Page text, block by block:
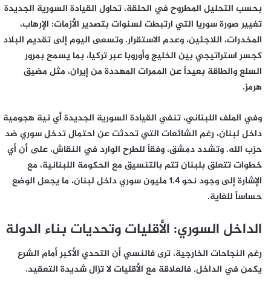
بحسب التحليل المطروح في الحلقة، تحاول القيادة السورية الجديدة
تغيير صورة سوريا التي ارتبطت لسنوات بتصدير الأزمات: الإرهاب،
المخدرات، اللاجئين، وعدم الاستقرار. وتسعى اليوم إلى تقديم البلاد
كجسر استراتيجي بين الخليج وأوروبا عبر تركيا، بما يسمح بمرور
السلع والطاقة بعيداً عن الممرات المهددة من إيران، مثل مضيق
هرمز.
وفي الملف اللبناني، تنفي القيادة السورية الجديدة أي نية هجومية
داخل لبنان، رغم الشائعات التي تحدثت عن احتمال تدخل سوري ضد
حزب الله. وتشدد دمشق، وفقاً للطرح الوارد في النقاش، على أن أي
خطوات تتعلق بلبنان تتم بالتنسيق مع الحكومة اللبنانية، مع
الإشارة إلى وجود نحو 1.4 مليون سوري داخل لبنان، ما يجعل الوضع
حساساً للغاية.
الداخل السوري: الأقليات وتحديات بناء الدولة
رغم النجاحات الخارجية، ترى فالنسي أن التحدي الأكبر أمام الشرع
يكمن في الداخل. فالعلاقة مع الأقليات لا تزال شديدة التعقيد.